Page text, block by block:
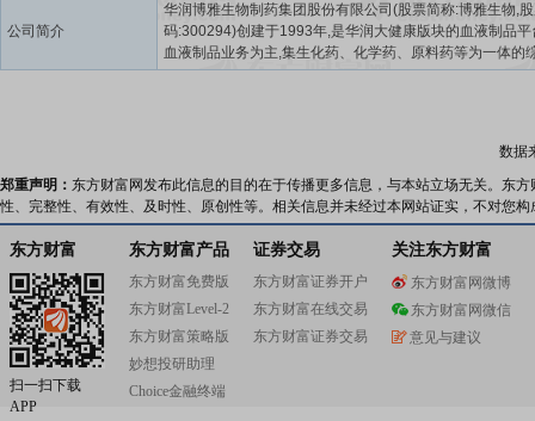
公司简介
华润博雅生物制药集团股份有限公司(股票简称:博雅生物,
码:300294)创建于1993年,是华润大健康版块的血液制品平
血液制品业务为主,集生化药、化学药、原料药等为一体的
医药产业集团,是全国少数人血白蛋白、人免疫球蛋白、凝
心产品人纤维蛋白原产品收得率和市场份额在国内位于领
位。公司是国家高新技术企业、国家企业技术中心,建有江
液制品工程研究中心及博士后科研工作站,与国内外知名药
机构及高校在技术交流、产品研发等方面开展了广泛合作
先后获得福布斯中国上市公司百强、全国和谐劳动关系创
奖一等奖、江西省井冈质量奖、江西省版权示范单位、江
动关系和谐奖、江西省“千企帮千村”精准扶贫行动先进企
省红十字人道救助荣誉单位、江西省抗疫贡献企业、江西
任企业等荣誉奖项。未来,华润医药将以华润博雅生物为华
康板块的血液制品平台,推动国内血液制品行业资源整合,将
雅生物打造成为世界一流血液制品企业。华润博雅生物将
数据
郑重声明： 东方财富网发布此信息的目的在于传播更多信息，与本站立场无关。东
性、完整性、有效性、及时性、原创性等。相关信息并未经过本网站证实，不对您
东方财富
扫一扫下载
APP
东方财富产品
东方财富免费版
东方财富Level-2
东方财富策略版
妙想投研助理
Choice金融终端
证券交易
东方财富证券开户
东方财富在线交易
东方财富证券交易
关注东方财富
东方财富网微博
东方财富网微信
意见与建议